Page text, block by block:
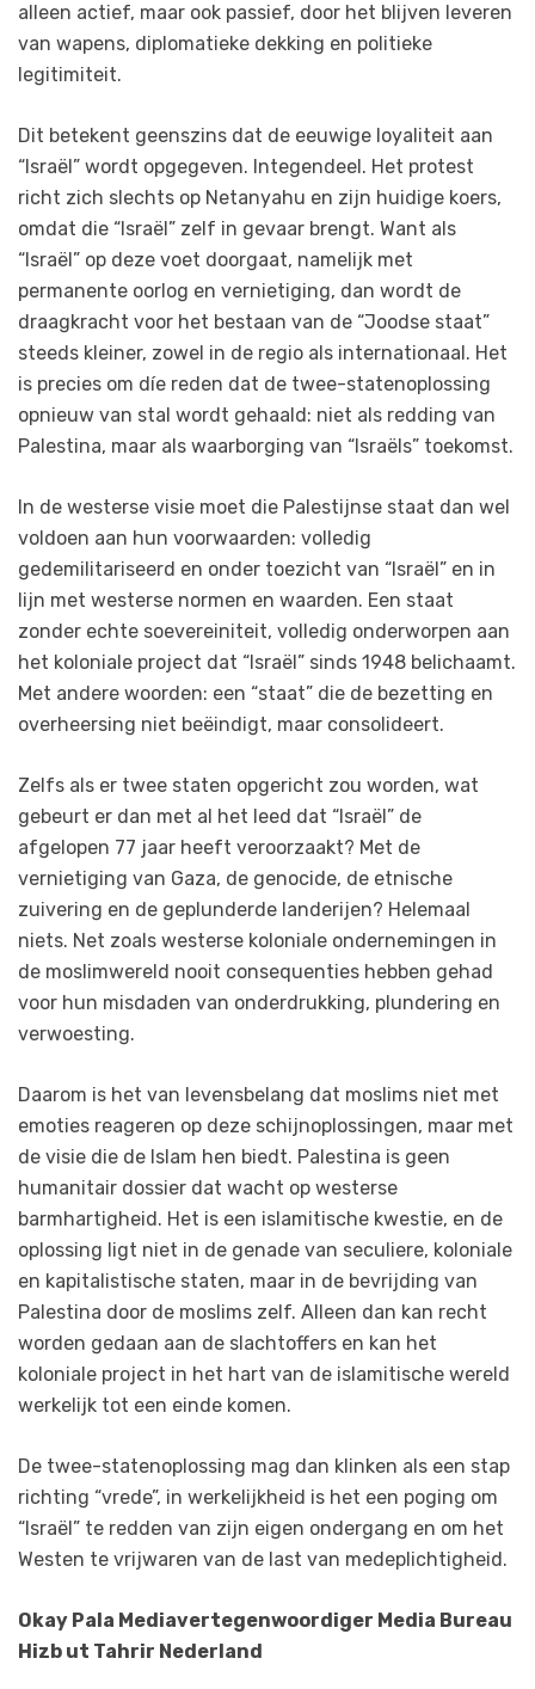
alleen actief, maar ook passief, door het blijven leveren
van wapens, diplomatieke dekking en politieke
legitimiteit.
Dit betekent geenszins dat de eeuwige loyaliteit aan
“Israël” wordt opgegeven. Integendeel. Het protest
richt zich slechts op Netanyahu en zijn huidige koers,
omdat die “Israël” zelf in gevaar brengt. Want als
“Israël” op deze voet doorgaat, namelijk met
permanente oorlog en vernietiging, dan wordt de
draagkracht voor het bestaan van de “Joodse staat”
steeds kleiner, zowel in de regio als internationaal. Het
is precies om díe reden dat de twee-statenoplossing
opnieuw van stal wordt gehaald: niet als redding van
Palestina, maar als waarborging van “Israëls” toekomst.
In de westerse visie moet die Palestijnse staat dan wel
voldoen aan hun voorwaarden: volledig
gedemilitariseerd en onder toezicht van “Israël” en in
lijn met westerse normen en waarden. Een staat
zonder echte soevereiniteit, volledig onderworpen aan
het koloniale project dat “Israël” sinds 1948 belichaamt.
Met andere woorden: een “staat” die de bezetting en
overheersing niet beëindigt, maar consolideert.
Zelfs als er twee staten opgericht zou worden, wat
gebeurt er dan met al het leed dat “Israël” de
afgelopen 77 jaar heeft veroorzaakt? Met de
vernietiging van Gaza, de genocide, de etnische
zuivering en de geplunderde landerijen? Helemaal
niets. Net zoals westerse koloniale ondernemingen in
de moslimwereld nooit consequenties hebben gehad
voor hun misdaden van onderdrukking, plundering en
verwoesting.
Daarom is het van levensbelang dat moslims niet met
emoties reageren op deze schijnoplossingen, maar met
de visie die de Islam hen biedt. Palestina is geen
humanitair dossier dat wacht op westerse
barmhartigheid. Het is een islamitische kwestie, en de
oplossing ligt niet in de genade van seculiere, koloniale
en kapitalistische staten, maar in de bevrijding van
Palestina door de moslims zelf. Alleen dan kan recht
worden gedaan aan de slachtoffers en kan het
koloniale project in het hart van de islamitische wereld
werkelijk tot een einde komen.
De twee-statenoplossing mag dan klinken als een stap
richting “vrede”, in werkelijkheid is het een poging om
“Israël” te redden van zijn eigen ondergang en om het
Westen te vrijwaren van de last van medeplichtigheid.
Okay Pala Mediavertegenwoordiger Media Bureau
Hizb ut Tahrir Nederland